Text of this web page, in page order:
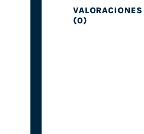
VALORACIONES
(0)